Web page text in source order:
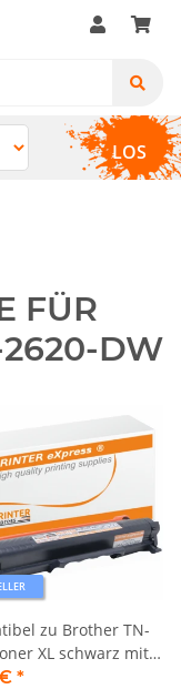
LOS
FÜR
DW
zu Brother TN-
XL schwarz mit
*